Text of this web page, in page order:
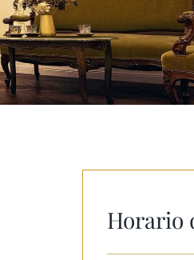
Horario